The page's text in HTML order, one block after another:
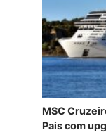
MSC
Pais com